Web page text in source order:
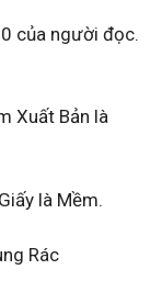
của người đọc.
Xuất Bản là
là Mềm.
Rác